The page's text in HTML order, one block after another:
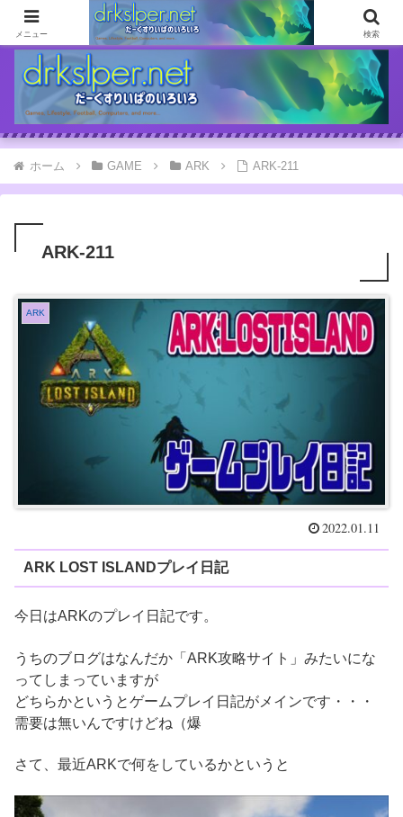
ゲームとか自分の体験談とか書いてます
ホーム GAME ARK ARK-211
ARK-211
ARK
2022.01.11
ARK LOST ISLANDプレイ日記
今日はARKのプレイ日記です。
うちのブログはなんだか「ARK攻略サイト」みたいにな
ってしまっていますが
どちらかというとゲームプレイ日記がメインです・・・
需要は無いんですけどね（爆
さて、最近ARKで何をしているかというと
メニュー 検索